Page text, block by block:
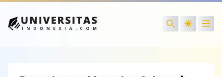
Search